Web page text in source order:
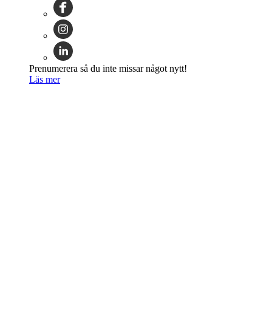
Prenumerera så du inte missar något nytt!
Läs mer